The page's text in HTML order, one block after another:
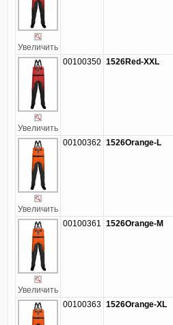
Увеличить
Увеличить
00100350 1526Red-XXL
Увеличить
00100362 1526Orange-L
Увеличить
00100361 1526Orange-M
00100363 1526Orange-XL